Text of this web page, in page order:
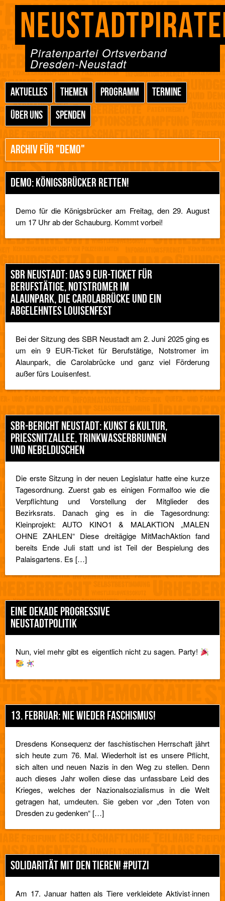
Piratenpartei Ortsverband
Dresden-Neustadt
AKTUELLES THEMEN PROGRAMM
TERMINE
ÜBER UNS
SPENDEN
ARCHIV FÜR "DEMO"
DEMO: KÖNIGSBRÜCKER RETTEN!
Demo für die Königsbrücker am Freitag, den 29. August
um 17 Uhr ab der Schauburg. Kommt vorbei!
SBR NEUSTADT: DAS 9 EUR-TICKET FÜR
BERUFSTÄTIGE, NOTSTROMER IM
ALAUNPARK, DIE CAROLABRÜCKE UND EIN
ABGELEHNTES LOUISENFEST
Bei der Sitzung des SBR Neustadt am 2. Juni 2025 ging es
um ein 9 EUR-Ticket für Berufstätige, Notstromer im
Alaunpark, die Carolabrücke und ganz viel Förderung
außer fürs Louisenfest.
SBR-BERICHT NEUSTADT: KUNST & KULTUR,
PRIESSNITZALLEE, TRINKWASSERBRUNNEN U
ND NEBELDUSCHEN
Die erste Sitzung in der neuen Legislatur hatte eine kurze
Tagesordnung. Zuerst gab es einigen Formalfoo wie die
Verpflichtung und Vorstellung der Mitglieder des
Bezirksrats. Danach ging es in die Tagesordnung:
Kleinprojekt: AUTO KINO1 & MALAKTION „MALEN
OHNE ZAHLEN“ Diese dreitägige MitMachAktion fand
bereits Ende Juli statt und ist Teil der Bespielung des
Palaisgartens. Es […]
EINE DEKADE PROGRESSIVE
NEUSTADTPOLITIK
Nun, viel mehr gibt es eigentlich nicht zu sagen. Party!
13. FEBRUAR: NIE WIEDER FASCHISMUS!
Dresdens Konsequenz der faschistischen Herrschaft jährt
sich heute zum 76. Mal. Wiederholt ist es unsere Pflicht,
sich alten und neuen Nazis in den Weg zu stellen. Denn
auch dieses Jahr wollen diese das unfassbare Leid des
Krieges, welches der Nazionalsozialismus in die Welt
getragen hat, umdeuten. Sie geben vor „den Toten von
Dresden zu gedenken“ […]
SOLIDARITÄT MIT DEN TIEREN! #PUTZI
Am 17. Januar hatten als Tiere verkleidete Aktivist·innen